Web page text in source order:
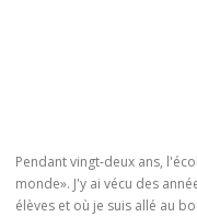
Pendant vingt-deux ans,
monde». J'y ai vécu des
élèves et où je suis allé au